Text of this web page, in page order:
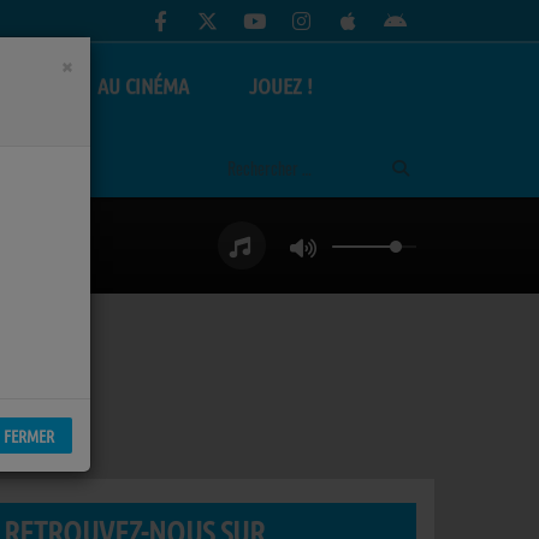
AU CINÉMA JOUEZ !
RETROUVEZ-NOUS SUR
×
FERMER